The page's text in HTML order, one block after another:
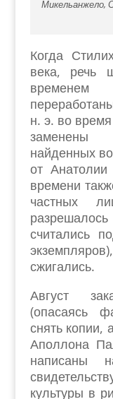
Микельанжело,
Когда
века, речь
н. э. во
заменены
найденных
от
времени
частных
считались
сжигались.
Август
(опасаясь
снять копии,
Аполлона
написаны
культуры в